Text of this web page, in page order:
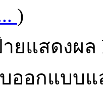
)
ยแสดงผล
ออกแบบ